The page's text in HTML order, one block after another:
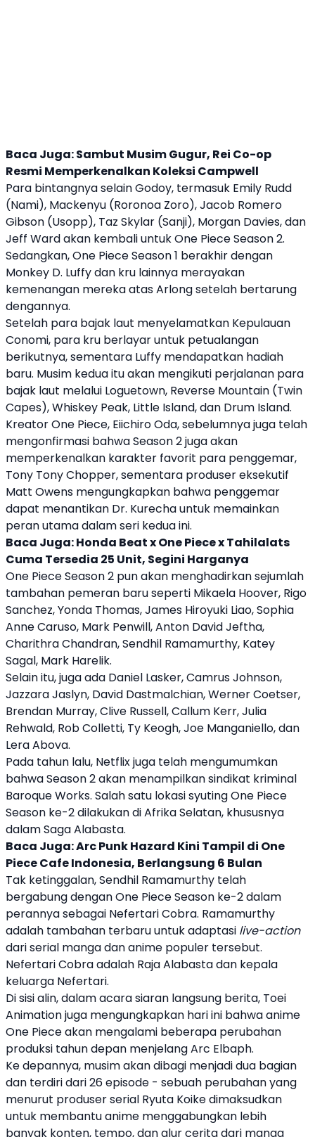
Baca Juga:Sambut Musim Gugur, Rei Co-op
Resmi Memperkenalkan Koleksi Campwell
Para bintangnya selain Godoy, termasuk Emily Rudd
(Nami), Mackenyu (Roronoa Zoro), Jacob Romero
Gibson (Usopp), Taz Skylar (Sanji), Morgan Davies, dan
Jeff Ward akan kembali untukOne PieceSeason 2.
Sedangkan,One PieceSeason 1 berakhir dengan
Monkey D. Luffy dan kru lainnya merayakan
kemenangan mereka atas Arlong setelah bertarung
dengannya.
Setelah para bajak laut menyelamatkan Kepulauan
Conomi, para kru berlayar untuk petualangan
berikutnya, sementara Luffy mendapatkan hadiah
baru. Musim kedua itu akan mengikuti perjalanan para
bajak laut melalui Loguetown, Reverse Mountain (Twin
Capes), Whiskey Peak, Little Island, dan Drum Island.
KreatorOne Piece, Eiichiro Oda, sebelumnya juga telah
mengonfirmasi bahwa Season 2 juga akan
memperkenalkan karakter favorit para penggemar,
Tony Tony Chopper, sementara produser eksekutif
Matt Owens mengungkapkan bahwa penggemar
dapat menantikan Dr. Kurecha untuk memainkan
peran utama dalam seri kedua ini.
Baca Juga:Honda Beat x One Piece x Tahilalats
Cuma Tersedia 25 Unit, Segini Harganya
One PieceSeason 2 pun akan menghadirkan sejumlah
tambahan pemeran baru seperti Mikaela Hoover, Rigo
Sanchez, Yonda Thomas, James Hiroyuki Liao, Sophia
Anne Caruso, Mark Penwill, Anton David Jeftha,
Charithra Chandran, Sendhil Ramamurthy, Katey
Sagal, Mark Harelik.
Selain itu, juga ada Daniel Lasker, Camrus Johnson,
Jazzara Jaslyn, David Dastmalchian, Werner Coetser,
Brendan Murray, Clive Russell, Callum Kerr, Julia
Rehwald, Rob Colletti, Ty Keogh, Joe Manganiello, dan
Lera Abova.
Pada tahun lalu, Netflixjuga telah mengumumkan
bahwa Season 2 akan menampilkan sindikat kriminal
Baroque Works. Salah satu lokasi syutingOne Piece
Season ke-2 dilakukan di Afrika Selatan, khususnya
dalam Saga Alabasta.
Baca Juga:Arc Punk Hazard Kini Tampil di One
Piece Cafe Indonesia, Berlangsung 6 Bulan
Tak ketinggalan, Sendhil Ramamurthy telah
bergabung denganOne PieceSeason ke-2 dalam
perannya sebagai Nefertari Cobra. Ramamurthy
adalah tambahan terbaru untuk adaptasi live-action
dari serial manga dan anime populer tersebut.
Nefertari Cobra adalah Raja Alabasta dan kepala
keluarga Nefertari.
Di sisi alin, dalam acara siaran langsung berita, Toei
Animation juga mengungkapkan hari ini bahwa anime
One Pieceakan mengalami beberapa perubahan
produksi tahun depan menjelang Arc Elbaph.
Ke depannya, musim akan dibagi menjadi dua bagian
dan terdiri dari 26 episode - sebuah perubahan yang
menurut produser serial Ryuta Koike dimaksudkan
untuk membantu anime menggabungkan lebih
banyak konten, tempo, dan alur cerita dari manga